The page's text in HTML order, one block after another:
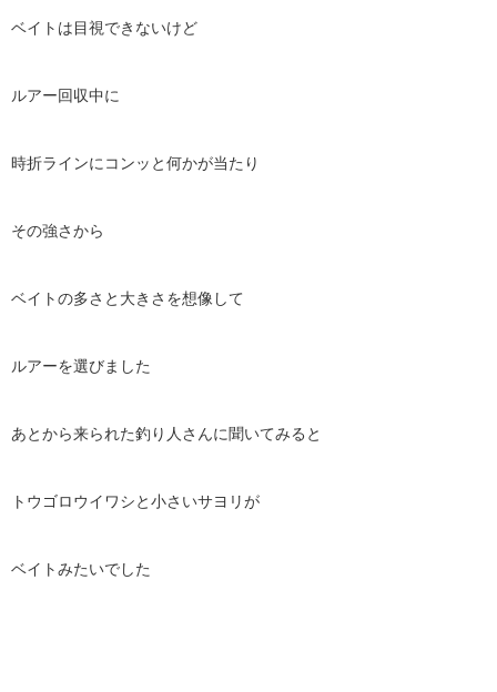
ベイトは目視できないけど
ルアー回収中に
時折ラインにコンッと何かが当たり
その強さから
ベイトの多さと大きさを想像して
ルアーを選びました
あとから来られた釣り人さんに聞いてみると
トウゴロウイワシと小さいサヨリが
ベイトみたいでした